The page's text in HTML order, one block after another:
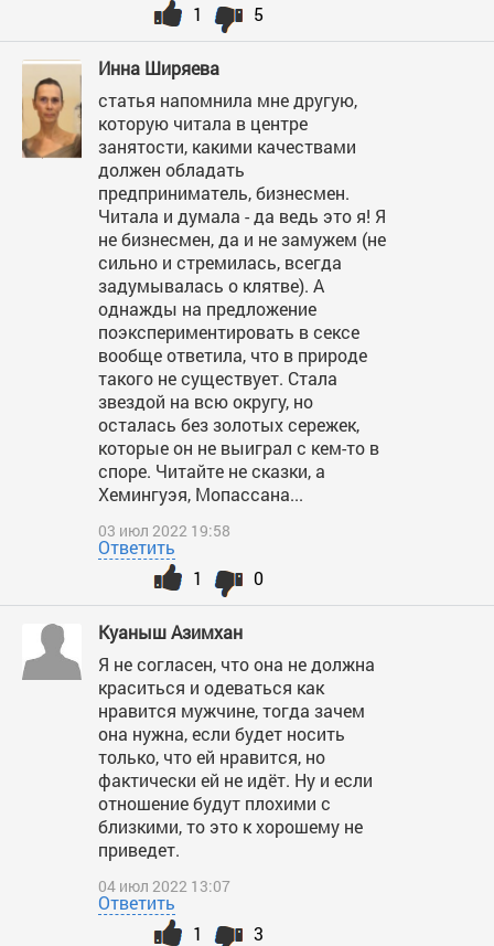
5
1
Инна Ширяева
статья напомнила мне другую,
которую читала в центре
занятости, какими качествами
должен обладать
предприниматель, бизнесмен.
Читала и думала - да ведь это я! Я
не бизнесмен, да и не замужем (не
сильно и стремилась, всегда
задумывалась о клятве). А
однажды на предложение
поэкспериментировать в сексе
вообще ответила, что в природе
такого не существует. Стала
звездой на всю округу, но
осталась без золотых сережек,
которые он не выиграл с кем-то в
споре. Читайте не сказки, а
Хемингуэя, Мопассана...
03 июл 2022 19:58
Ответить
0
1
Куаныш Азимхан
Я не согласен, что она не должна
краситься и одеваться как
нравится мужчине, тогда зачем
она нужна, если будет носить
только, что ей нравится, но
фактически ей не идёт. Ну и если
отношение будут плохими с
близкими, то это к хорошему не
приведет.
04 июл 2022 13:07
Ответить
3
1